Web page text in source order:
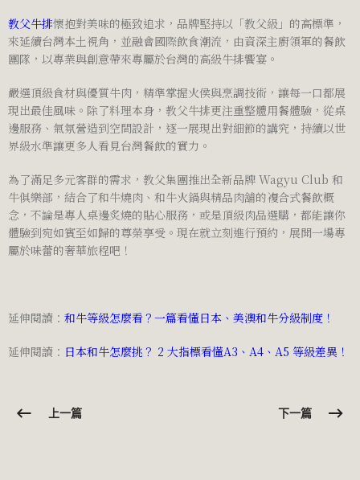
教父牛排懷抱對美味的極致追求，品牌堅持以「教父級」的高標準，
來延續台灣本土視角，並融會國際飲食潮流，由資深主廚領軍的餐飲
團隊，以專業與創意帶來專屬於台灣的高級牛排饗宴。
嚴選頂級食材與優質牛肉，精準掌握火侯與烹調技術，讓每一口都展
現出最佳風味。除了料理本身，教父牛排更注重整體用餐體驗，從桌
邊服務、氣氛營造到空間設計，逐一展現出對細節的講究，持續以世
界級水準讓更多人看見台灣餐飲的實力。
為了滿足多元客群的需求，教父集團推出全新品牌 Wagyu Club 和
牛俱樂部，結合了和牛燒肉、和牛火鍋與精品肉舖的複合式餐飲概
念，不論是專人桌邊炙燒的貼心服務，或是頂級肉品選購，都能讓你
體驗到宛如賓至如歸的尊榮享受。現在就立刻進行預約，展開一場專
屬於味蕾的奢華旅程吧！
延伸閱讀： 和牛等級怎麼看？一篇看懂日本、美澳和牛分級制度！
延伸閱讀： 日本和牛怎麼挑？ 2 大指標看懂A3、A4、A5 等級差異！
上一篇 下一篇